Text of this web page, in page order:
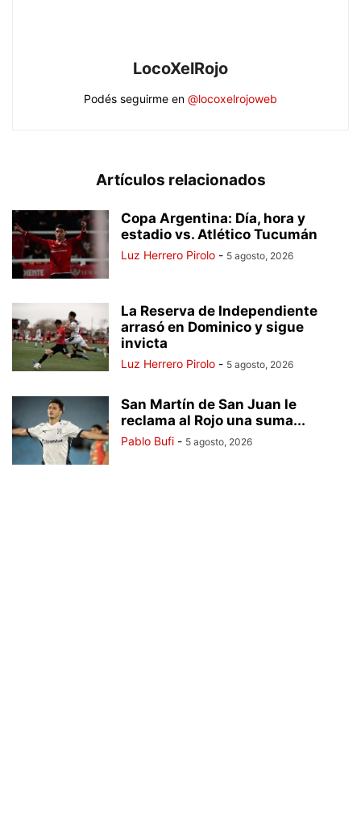
LocoXelRojo
Podés seguirme en @locoxelrojoweb
Artículos relacionados
Copa Argentina: Día, hora y
estadio vs. Atlético Tucumán
Luz Herrero Pirolo - 5 agosto, 2026
La Reserva de Independiente
arrasó en Dominico y sigue
invicta
Luz Herrero Pirolo - 5 agosto, 2026
San Martín de San Juan le
reclama al Rojo una suma...
Pablo Bufi - 5 agosto, 2026